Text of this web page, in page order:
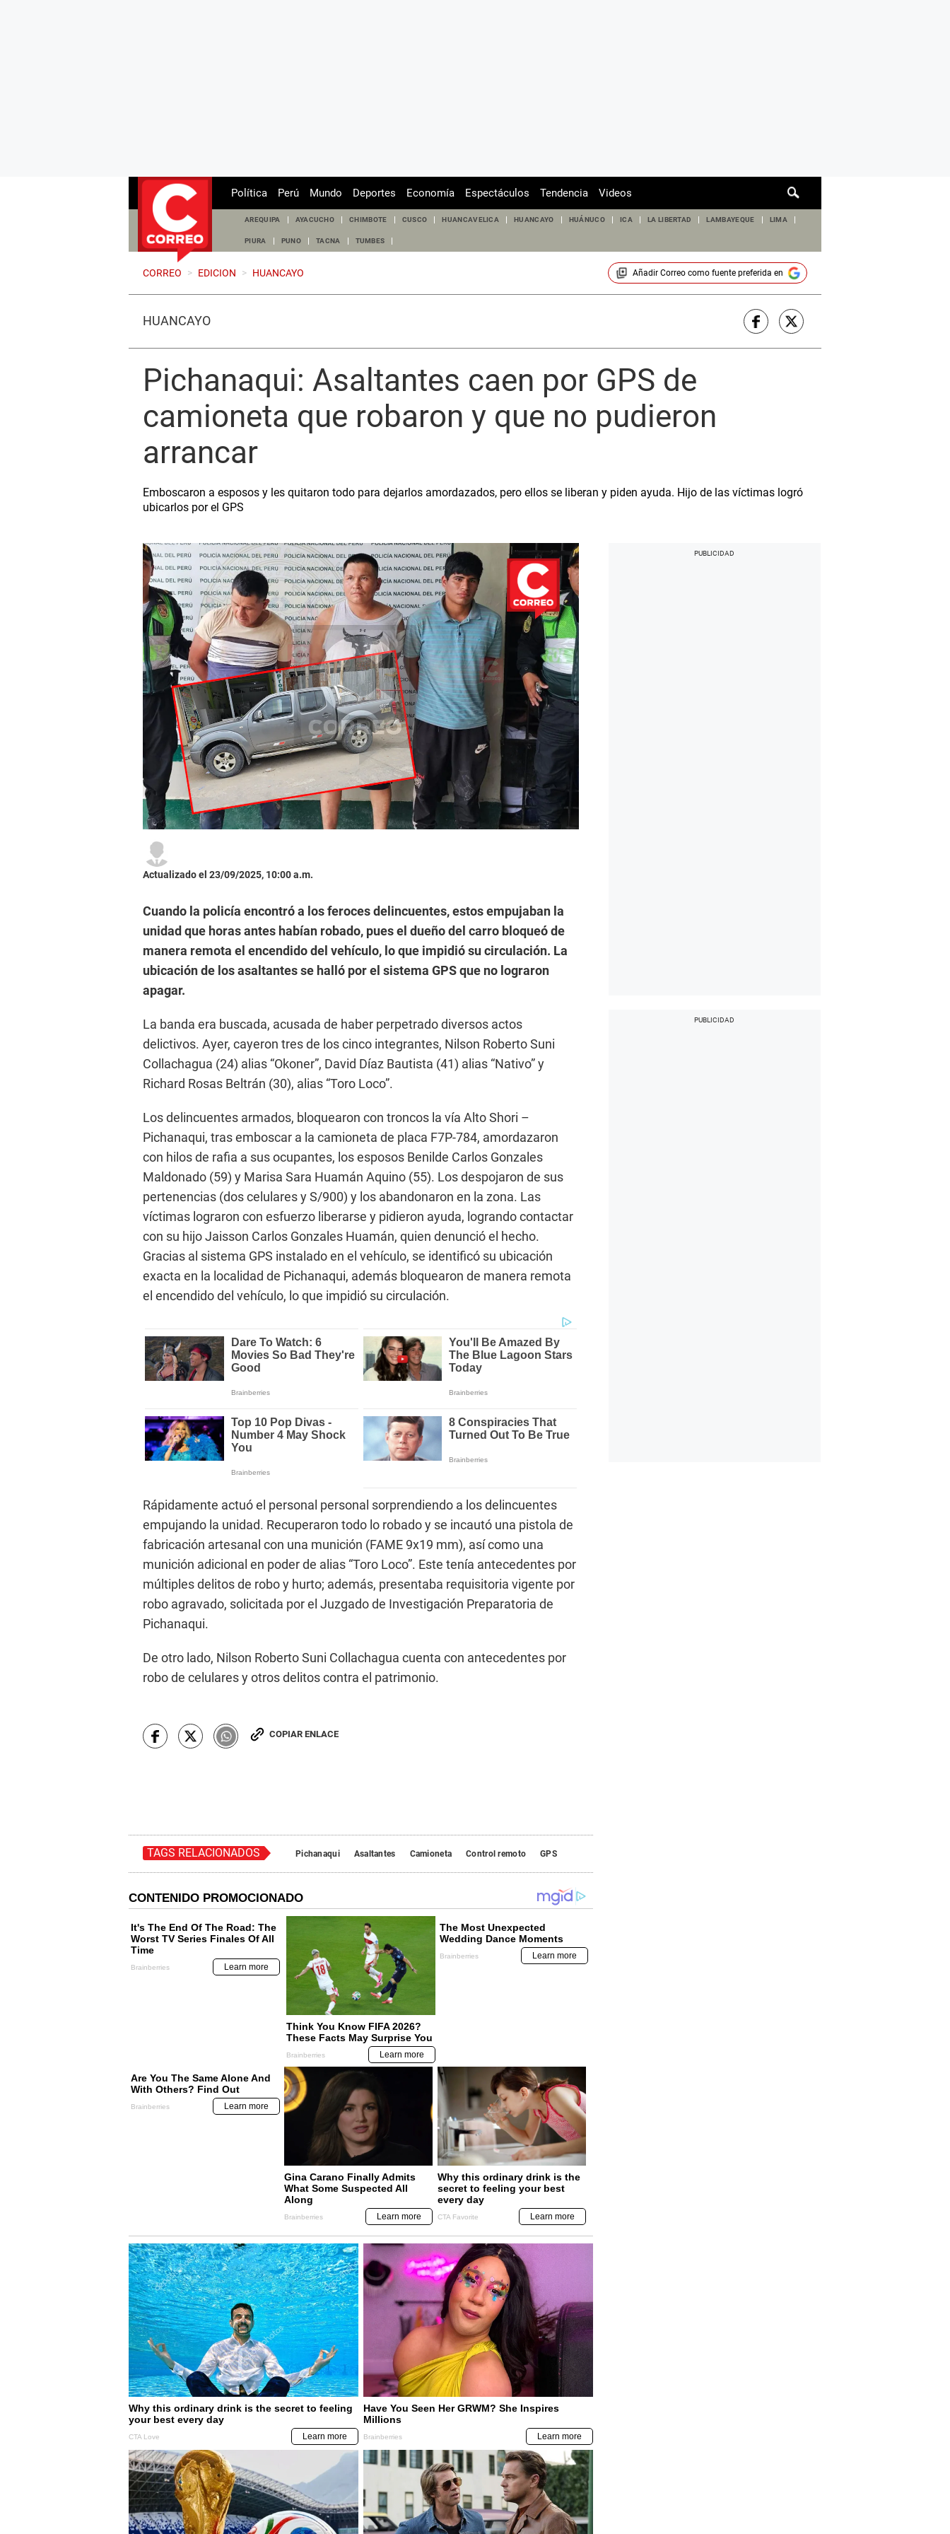
de
Política Perú Mundo Deportes Economía Espectáculos Tendencia Videos
AREQUIPA AYACUCHO CHIMBOTE CUSCO HUANCAVELICA HUANCAYO HUÁNUCO ICA LA LIBERTAD LAMBAYEQUE LIMA
PIURA PUNO TACNA TUMBES
CORREO > EDICION > HUANCAYO Añadir Correocomo fuente preferida en
HUANCAYO
Pichanaqui: Asaltantes caen por GPS de
camioneta que robaron y que no pudieron
arrancar
Emboscaron a esposos y les quitaron todo para dejarlos amordazados, pero ellos se liberan y piden ayuda. Hijo de las víctimas logró
ubicarlos por el GPS
Actualizado el 23/09/2025, 10:00 a.m.
Cuando la policía encontró a los feroces delincuentes, estos empujaban la
unidad que horas antes habían robado, pues el dueño del carro bloqueó de
manera remota el encendido del vehículo, lo que impidió su circulación. La
ubicación de los asaltantes se halló por el sistema GPS que no lograron
apagar.
La banda era buscada, acusada de haber perpetrado diversos actos
delictivos. Ayer, cayeron tres de los cinco integrantes, Nilson Roberto Suni
Collachagua (24) alias “Okoner”, David Díaz Bautista (41) alias “Nativo” y
Richard Rosas Beltrán (30), alias “Toro Loco”.
Los delincuentes armados, bloquearon con troncos la vía Alto Shori –
Pichanaqui, tras emboscar a la camioneta de placa F7P-784, amordazaron
con hilos de rafia a sus ocupantes, los esposos Benilde Carlos Gonzales
Maldonado (59) y Marisa Sara Huamán Aquino (55). Los despojaron de sus
pertenencias (dos celulares y S/900) y los abandonaron en la zona. Las
víctimas lograron con esfuerzo liberarse y pidieron ayuda, logrando contactar
con su hijo Jaisson Carlos Gonzales Huamán, quien denunció el hecho.
Gracias al sistema GPS instalado en el vehículo, se identificó su ubicación
exacta en la localidad de Pichanaqui, además bloquearon de manera remota
el encendido del vehículo, lo que impidió su circulación.
Rápidamente actuó el personal personal sorprendiendo a los delincuentes
empujando la unidad. Recuperaron todo lo robado y se incautó una pistola de
fabricación artesanal con una munición (FAME 9x19 mm), así como una
munición adicional en poder de alias “Toro Loco”. Este tenía antecedentes por
múltiples delitos de robo y hurto; además, presentaba requisitoria vigente por
robo agravado, solicitada por el Juzgado de Investigación Preparatoria de
Pichanaqui.
De otro lado, Nilson Roberto Suni Collachagua cuenta con antecedentes por
robo de celulares y otros delitos contra el patrimonio.
COPIAR ENLACE
TAGS RELACIONADOS Pichanaqui Asaltantes Camioneta Control remoto GPS